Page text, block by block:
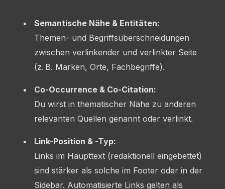
Semantische Nähe & Entitäten:
Themen- und Begriffsüberschneidungen
zwischen verlinkender und verlinkter Seite
(z. B. Marken, Orte, Fachbegriffe).
Co-Occurrence & Co-Citation:
Du wirst in thematischer Nähe zu anderen
relevanten Quellen genannt oder verlinkt.
Link-Position & -Typ:
Links im Haupttext (redaktionell eingebettet)
sind stärker als solche im Footer oder in der
Sidebar. Automatisierte Links gelten als